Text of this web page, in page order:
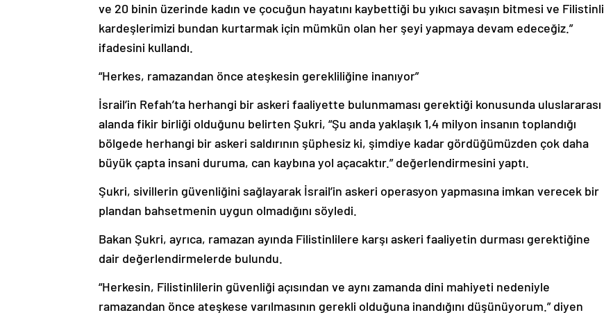
ve 20 binin üzerinde kadın ve çocuğun hayatını kaybettiği bu yıkıcı savaşın bitmesi ve Filistinli
kardeşlerimizi bundan kurtarmak için mümkün olan her şeyi yapmaya devam edeceğiz.”
ifadesini kullandı.
“Herkes, ramazandan önce ateşkesin gerekliliğine inanıyor”
İsrail’in Refah’ta herhangi bir askeri faaliyette bulunmaması gerektiği konusunda uluslararası
alanda fikir birliği olduğunu belirten Şukri, “Şu anda yaklaşık 1,4 milyon insanın toplandığı
bölgede herhangi bir askeri saldırının şüphesiz ki, şimdiye kadar gördüğümüzden çok daha
büyük çapta insani duruma, can kaybına yol açacaktır.” değerlendirmesini yaptı.
Şukri, sivillerin güvenliğini sağlayarak İsrail’in askeri operasyon yapmasına imkan verecek bir
plandan bahsetmenin uygun olmadığını söyledi.
Bakan Şukri, ayrıca, ramazan ayında Filistinlilere karşı askeri faaliyetin durması gerektiğine
dair değerlendirmelerde bulundu.
“Herkesin, Filistinlilerin güvenliği açısından ve aynı zamanda dini mahiyeti nedeniyle
ramazandan önce ateşkese varılmasının gerekli olduğuna inandığını düşünüyorum.” diyen